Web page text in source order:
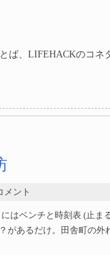
ば、LIFEHACKのコネ
メント
はベンチと時刻表 (止ま
があるだけ。田舎町の外